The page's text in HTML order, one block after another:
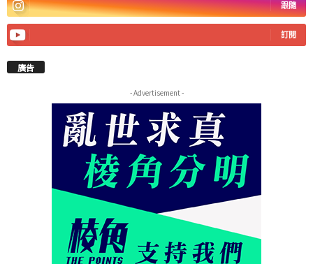
跟隨
訂閱
廣告
- Advertisement -